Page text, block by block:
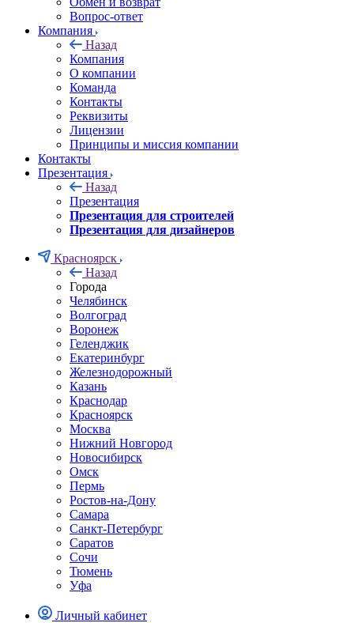
Вопрос-ответ
Компания
Назад
Компания
О компании
Команда
Контакты
Реквизиты
Лицензии
Принципы и миссия компании
Контакты
Презентация
Назад
Презентация
Презентация для строителей
Презентация для дизайнеров
Красноярск
Назад
Города
Челябинск
Волгоград
Воронеж
Геленджик
Екатеринбург
Железнодорожный
Казань
Краснодар
Красноярск
Москва
Нижний Новгород
Новосибирск
Омск
Пермь
Ростов-на-Дону
Самара
Санкт-Петербург
Саратов
Сочи
Тюмень
Уфа
Личный кабинет